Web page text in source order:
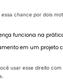
chance por dois
funciona na
em um projeto
usar esse direito